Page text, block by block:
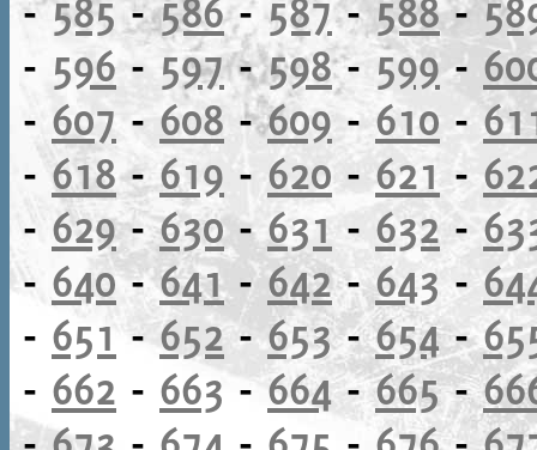
-585-586- 587-588-
- 596 - 597-598- 599-
- 607- 608 -609-610 -
-618-619 - 620- 621 -
- 629-630- 631- 632 -
- 640-641-642-643-
- 651 -652-653-654-
- 662 - 663-664-665-